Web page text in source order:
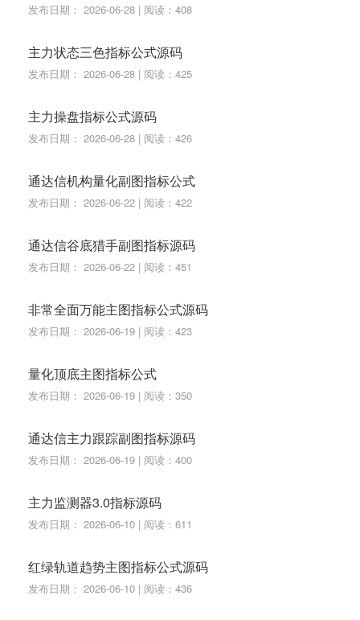
发布日期： 2026-06-28 | 阅读：408
主力状态三色指标公式源码
发布日期： 2026-06-28 | 阅读：425
主力操盘指标公式源码
发布日期： 2026-06-28 | 阅读：426
通达信机构量化副图指标公式
发布日期： 2026-06-22 | 阅读：422
通达信谷底猎手副图指标源码
发布日期： 2026-06-22 | 阅读：451
非常全面万能主图指标公式源码
发布日期： 2026-06-19 | 阅读：423
量化顶底主图指标公式
发布日期： 2026-06-19 | 阅读：350
通达信主力跟踪副图指标源码
发布日期： 2026-06-19 | 阅读：400
主力监测器3.0指标源码
发布日期： 2026-06-10 | 阅读：611
红绿轨道趋势主图指标公式源码
发布日期： 2026-06-10 | 阅读：436